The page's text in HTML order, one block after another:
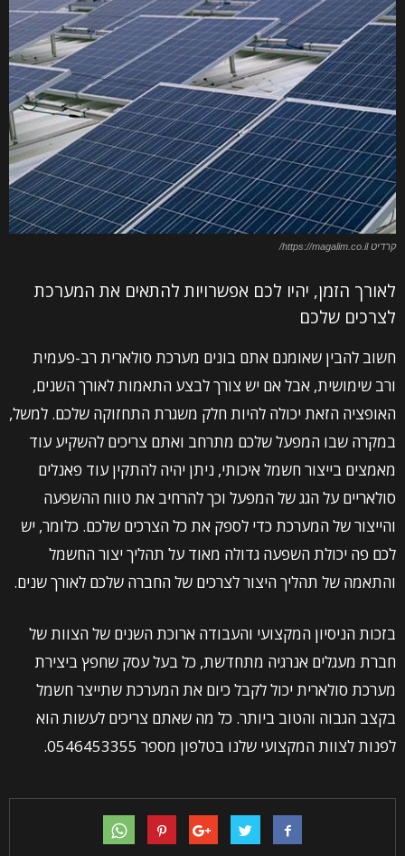
קרדיט https://magalim.co.il/
לאורך הזמן, יהיו לכם אפשרויות להתאים את המערכת
לצרכים שלכם
חשוב להבין שאומנם אתם בונים מערכת סולארית רב-פעמית
ורב שימושית, אבל אם יש צורך לבצע התאמות לאורך השנים,
האופציה הזאת יכולה להיות חלק משגרת התחזוקה שלכם. למשל,
במקרה שבו המפעל שלכם מתרחב ואתם צריכים להשקיע עוד
מאמצים בייצור חשמל איכותי, ניתן יהיה להתקין עוד פאנלים
סולאריים על הגג של המפעל וכך להרחיב את טווח ההשפעה
והייצור של המערכת כדי לספק את כל הצרכים שלכם. כלומר, יש
לכם פה יכולת השפעה גדולה מאוד על תהליך יצור החשמל
והתאמה של תהליך היצור לצרכים של החברה שלכם לאורך שנים.
בזכות הניסיון המקצועי והעבודה ארוכת השנים של הצוות של
חברת מעגלים אנרגיה מתחדשת, כל בעל עסק שחפץ ביצירת
מערכת סולארית יכול לקבל כיום את המערכת שתייצר חשמל
בקצב הגבוה והטוב ביותר. כל מה שאתם צריכים לעשות הוא
לפנות לצוות המקצועי שלנו בטלפון מספר 0546453355.